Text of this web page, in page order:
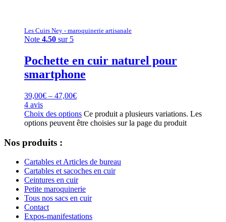
Les Cuirs Ney - maroquinerie artisanale
Note 4.50 sur 5
Pochette en cuir naturel pour
smartphone
39,00€ – 47,00€
4 avis
Choix des options Ce produit a plusieurs variations. Les
options peuvent être choisies sur la page du produit
Nos produits :
Cartables et Articles de bureau
Cartables et sacoches en cuir
Ceintures en cuir
Petite maroquinerie
Tous nos sacs en cuir
Contact
Expos-manifestations